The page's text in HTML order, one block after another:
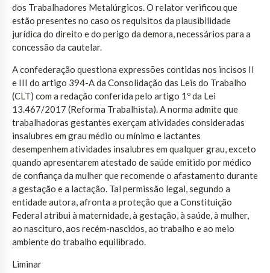
dos Trabalhadores Metalúrgicos. O relator verificou que
estão presentes no caso os requisitos da plausibilidade
jurídica do direito e do perigo da demora, necessários para a
concessão da cautelar.
A confederação questiona expressões contidas nos incisos II
e III do artigo 394-A da Consolidação das Leis do Trabalho
(CLT) com a redação conferida pelo artigo 1º da Lei
13.467/2017 (Reforma Trabalhista). A norma admite que
trabalhadoras gestantes exerçam atividades consideradas
insalubres em grau médio ou mínimo e lactantes
desempenhem atividades insalubres em qualquer grau, exceto
quando apresentarem atestado de saúde emitido por médico
de confiança da mulher que recomende o afastamento durante
a gestação e a lactação. Tal permissão legal, segundo a
entidade autora, afronta a proteção que a Constituição
Federal atribui à maternidade, à gestação, à saúde, à mulher,
ao nascituro, aos recém-nascidos, ao trabalho e ao meio
ambiente do trabalho equilibrado.
Liminar